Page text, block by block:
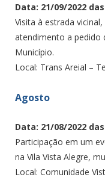
Data: 21/09/2022
Visita à estrada
atendimento a pedido
Município.
Local: Trans Areial –
Agosto
Data: 21/08/2022
Participação em um
na Vila Vista Alegre,
Local: Comunidade